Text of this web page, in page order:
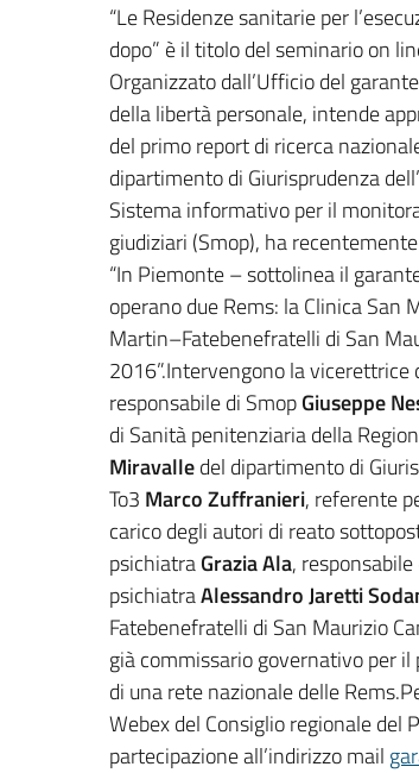
“Le Residenze sanitarie per
dopo” è il titolo del seminario on
Organizzato dall’Ufficio del
della libertà personale, intende
del primo report di ricerca
dipartimento di Giurisprudenza
Sistema informativo per il
giudiziari (Smop), ha
“In Piemonte – sottolinea il
operano due Rems: la Clinica San
Martin–Fatebenefratelli di San
2016”.Intervengono la vicerettrice
responsabile di SmopGiuseppe
di Sanità penitenziaria della
Miravalledel dipartimento di
To3 Marco Zuffranieri, referente
carico degli autori di reato
psichiatraGrazia Ala,
psichiatraAlessandro Jaretti
Fatebenefratelli di San Maurizio
già commissario governativo per
di una rete nazionale delle
Webex del Consiglio regionale del
partecipazione all’indirizzo mail